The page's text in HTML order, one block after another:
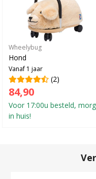
Wheelybug
Hond
Vanaf 1 jaar
(2)
84,90
Voor 17:00u besteld,
in huis!